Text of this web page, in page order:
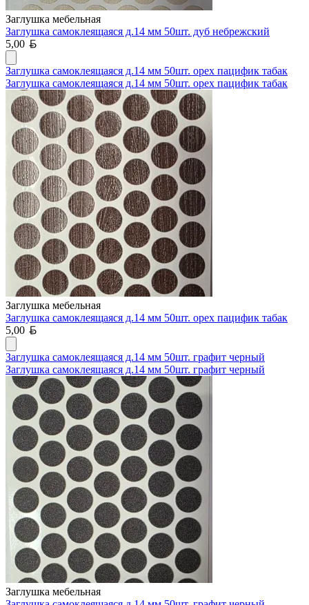
Заглушка мебельная
Заглушка самоклеящаяся д.14 мм 50шт. дуб небрежский
5,00
Заглушка самоклеящаяся д.14 мм 50шт. орех пацифик табак
Заглушка самоклеящаяся д.14 мм 50шт. орех пацифик табак
Заглушка мебельная
Заглушка самоклеящаяся д.14 мм 50шт. орех пацифик табак
5,00
Заглушка самоклеящаяся д.14 мм 50шт. графит черный
Заглушка самоклеящаяся д.14 мм 50шт. графит черный
Заглушка мебельная